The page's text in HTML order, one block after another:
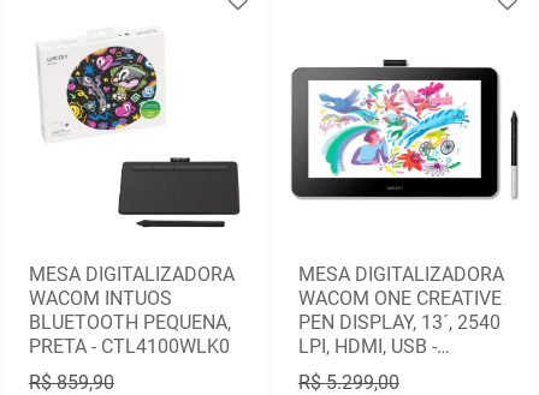
MESA DIGITALIZADORA
WACOM INTUOS
BLUETOOTH PEQUENA,
PRETA - CTL4100WLK0
R$ 859,90
MESA DIGITALIZADORA
WACOM ONE CREATIVE
PEN DISPLAY, 13´, 2540
LPI, HDMI, USB -
DTC133W0A1
R$ 5.299,00